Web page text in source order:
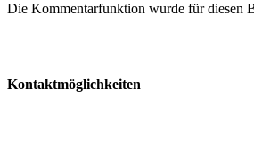
Die Kommentarfunktion wurde für diesen
Kontaktmöglichkeiten